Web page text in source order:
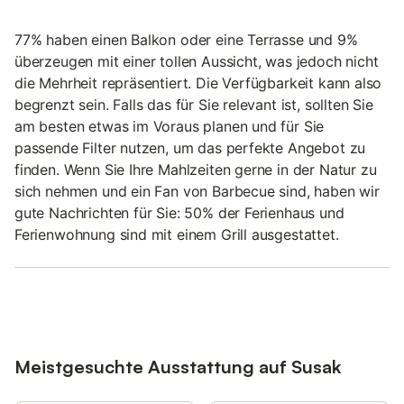
77% haben einen Balkon oder eine Terrasse und 9%
überzeugen mit einer tollen Aussicht, was jedoch nicht
die Mehrheit repräsentiert. Die Verfügbarkeit kann also
begrenzt sein. Falls das für Sie relevant ist, sollten Sie
am besten etwas im Voraus planen und für Sie
passende Filter nutzen, um das perfekte Angebot zu
finden. Wenn Sie Ihre Mahlzeiten gerne in der Natur zu
sich nehmen und ein Fan von Barbecue sind, haben wir
gute Nachrichten für Sie: 50% der Ferienhaus und
Ferienwohnung sind mit einem Grill ausgestattet.
Meistgesuchte Ausstattung auf Susak